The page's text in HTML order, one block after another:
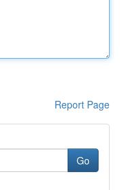
Report Page
Go